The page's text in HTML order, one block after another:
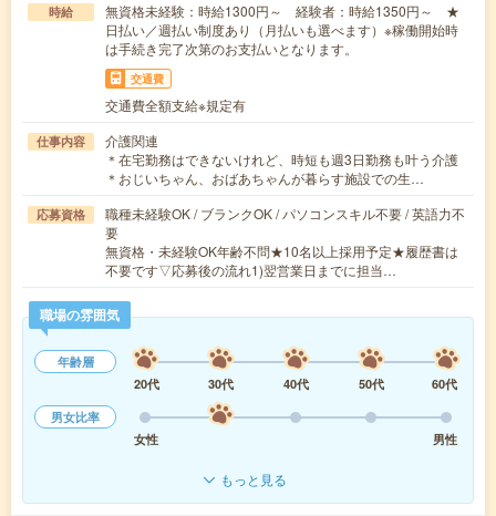
時給
無資格未経験：時給1300円～ 経験者：時給1350円～ ★
日払い／週払い制度あり（月払いも選べます）※稼働開始時
は手続き完了次第のお支払いとなります。
交通費
交通費全額支給※規定有
仕事内容
介護関連
＊在宅勤務はできないけれど、時短も週3日勤務も叶う介護
＊おじいちゃん、おばあちゃんが暮らす施設での生…
応募資格
職種未経験OK / ブランクOK / パソコンスキル不要 / 英語力不
要
無資格・未経験OK年齢不問★10名以上採用予定★履歴書は
不要です▽応募後の流れ1)翌営業日までに担当…
職場の雰囲気
年齢層
20代
30代 40代 50代
60代
男女比率
女性
男性
もっと見る